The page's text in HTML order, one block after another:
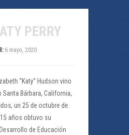
PERRY
6 mayo, 2020
“Katy” Hudson vino
Santa Bárbara, California,
un 25 de octubre de
años obtuvo su
de Educación